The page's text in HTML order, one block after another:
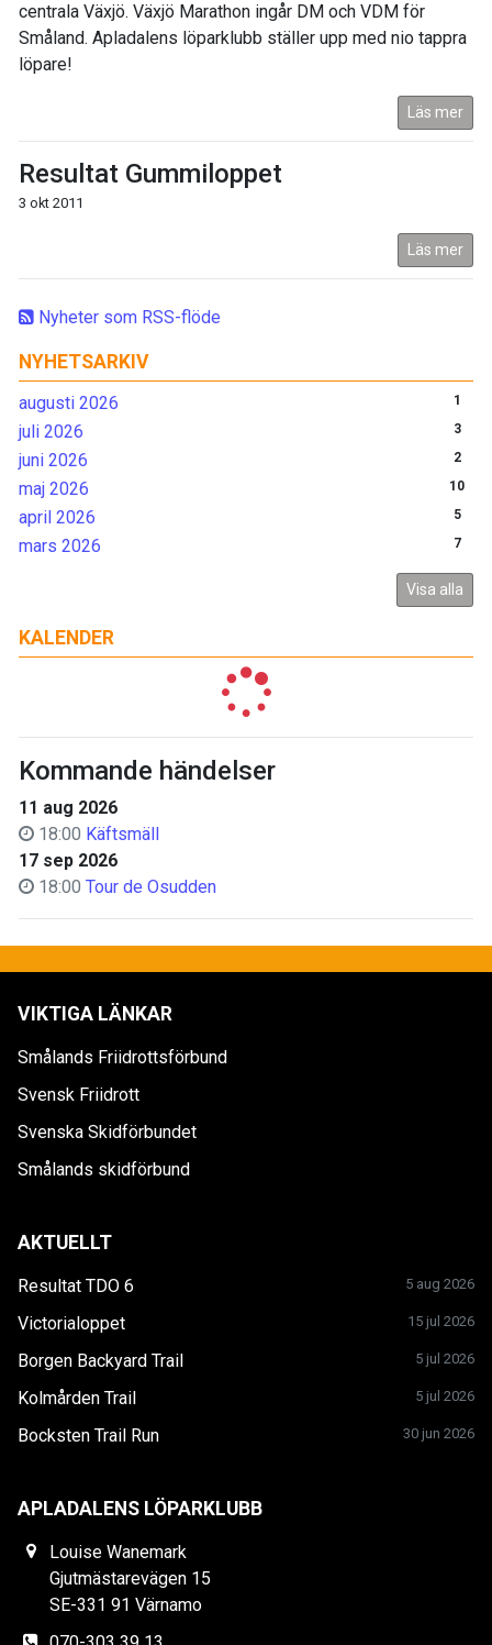
Nyheter som RSS-flöde
NYHETSARKIV
augusti 2026 1
juli 2026 3
juni 2026 2
maj 2026 10
april 2026 5
mars 2026 7
Visa alla
centrala Växjö. Växjö Marathon ingår DM och VDM för
Småland. Apladalens löparklubb ställer upp med nio tappra
löpare!
Läs mer
Resultat Gummiloppet
3 okt 2011
Läs mer
KALENDER
Kommande händelser
11 aug 2026
18:00 Käftsmäll
17 sep 2026
18:00 Tour de Osudden
VIKTIGA LÄNKAR
Smålands Friidrottsförbund
Svensk Friidrott
Svenska Skidförbundet
Smålands skidförbund
AKTUELLT
Resultat TDO 6 5 aug 2026
Victorialoppet 15 jul 2026
Borgen Backyard Trail 5 jul 2026
Kolmården Trail 5 jul 2026
Bocksten Trail Run 30 jun 2026
APLADALENS LÖPARKLUBB
Louise Wanemark
Gjutmästarevägen 15
SE-331 91 Värnamo